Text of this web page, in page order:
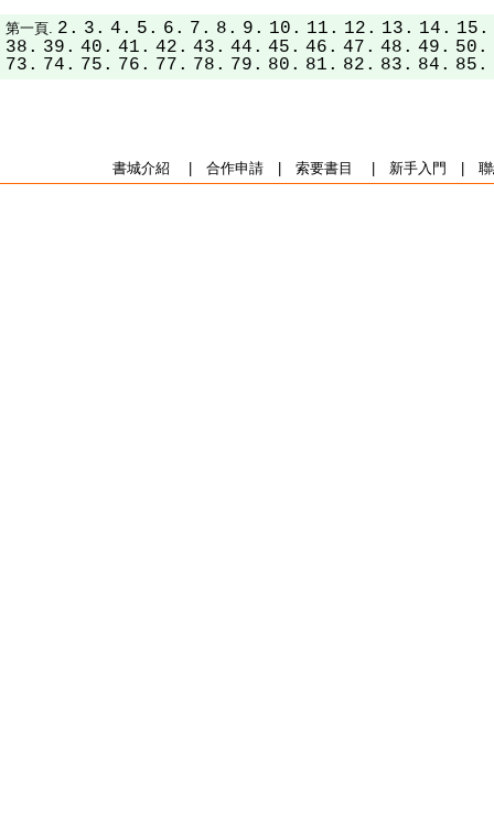
第一頁. 2. 3. 4. 5. 6. 7. 8. 9. 10. 11. 12. 13. 14. 15.
38. 39. 40. 41. 42. 43. 44. 45. 46. 47. 48. 49. 50.
73. 74. 75. 76. 77. 78. 79. 80. 81. 82. 83. 84. 85.
書城介紹 合作申請| 索要書目 新手入門